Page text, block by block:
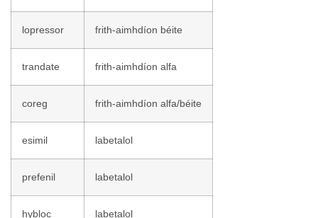
lopressor frith-aimhdíon béite
trandate frith-aimhdíon alfa
coreg frith-aimhdíon alfa/béite
esimil labetalol
prefenil labetalol
hybloc labetalol